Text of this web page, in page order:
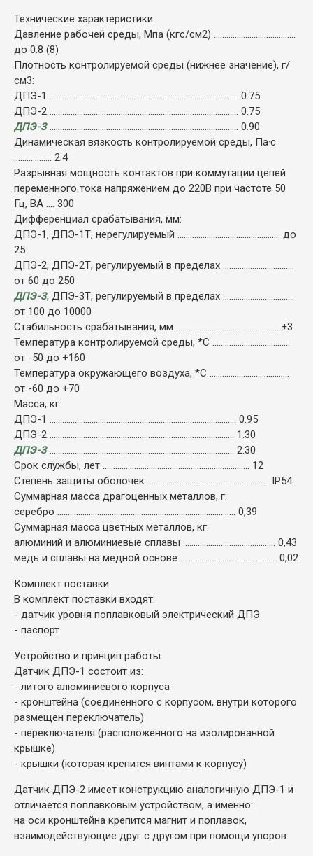
Технические характеристики.
Давление рабочей среды, Мпа (кгс/см2) .......................................
до 0.8 (8)
Плотность контролируемой среды (нижнее значение), г/
см3:
ДПЭ-1 .......................................................................................... 0.75
ДПЭ-2 .......................................................................................... 0.75
ДПЭ-3.......................................................................................... 0.90
Динамическая вязкость контролируемой среды, Па·с
.................. 2.4
Разрывная мощность контактов при коммутации цепей
переменного тока напряжением до 220В при частоте 50
Гц, ВА .... 300
Дифференциал срабатывания, мм:
ДПЭ-1, ДПЭ-1Т, нерегулируемый ................................................. до
25
ДПЭ-2, ДПЭ-2Т, регулируемый в пределах ..................................
от 60 до 250
ДПЭ-3, ДПЭ-3Т, регулируемый в пределах ..................................
от 100 до 10000
Стабильность срабатывания, мм ................................................. ±3
Температура контролируемой среды, *С .....................................
от -50 до +160
Температура окружающего воздуха, *С ......................................
от -60 до +70
Масса, кг:
ДПЭ-1 ......................................................................................... 0.95
ДПЭ-2 ........................................................................................ 1.30
ДПЭ-3........................................................................................ 2.30
Срок службы, лет ...................................................................... 12
Степень защиты оболочек .......................................................... IP54
Суммарная масса драгоценных металлов, г:
серебро ..................................................................................... 0,39
Суммарная масса цветных металлов, кг:
алюминий и алюминиевые сплавы ............................................ 0,43
медь и сплавы на медной основе .............................................. 0,02
Комплект поставки.
В комплект поставки входят:
- датчик уровня поплавковый электрический ДПЭ
- паспорт
Устройство и принцип работы.
Датчик ДПЭ-1 состоит из:
- литого алюминиевого корпуса
- кронштейна (соединенного с корпусом, внутри которого
размещен переключатель)
- переключателя (расположенного на изолированной
крышке)
- крышки (которая крепится винтами к корпусу)
Датчик ДПЭ-2 имеет конструкцию аналогичную ДПЭ-1 и
отличается поплавковым устройством, а именно:
на оси кронштейна крепится магнит и поплавок,
взаимодействующие друг с другом при помощи упоров.